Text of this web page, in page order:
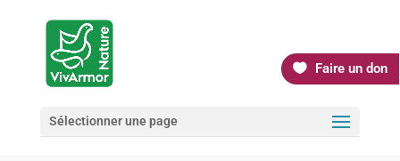
Faire un don
Sélectionner une page